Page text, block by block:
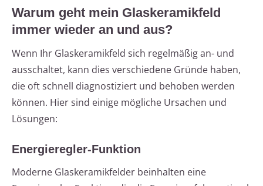
Warum geht mein Glaskeramikfeld
immer wieder an und aus?
Wenn Ihr Glaskeramikfeld sich regelmäßig an- und
ausschaltet, kann dies verschiedene Gründe haben,
die oft schnell diagnostiziert und behoben werden
können. Hier sind einige mögliche Ursachen und
Lösungen:
Energieregler-Funktion
Moderne Glaskeramikfelder beinhalten eine